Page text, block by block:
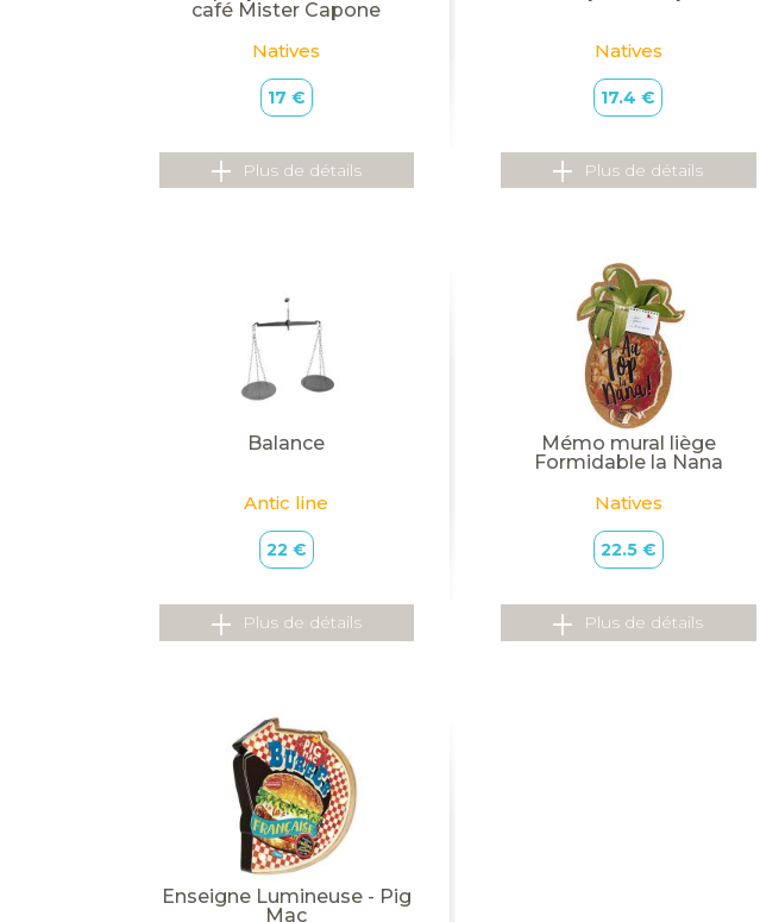
café Mister Capone
Natives
17 €
Plus de détails
Natives
17.4 €
Plus de détails
Balance
Antic line
22 €
Plus de détails
Mémo mural liège
Formidable la Nana
Natives
22.5 €
Plus de détails
Enseigne Lumineuse - Pig
Mac